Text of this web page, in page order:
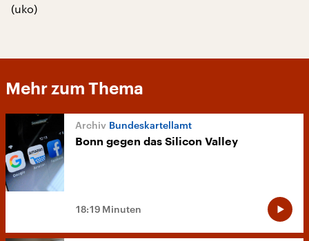
(uko)
Mehr zum Thema
Bundeskartellamt
Bonn gegen das Silicon Valley
18:19 Minuten